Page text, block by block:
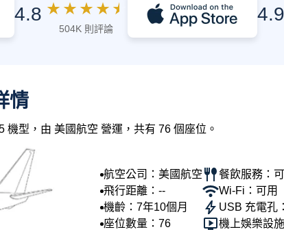
4.8 ★ ★ ★ ★ ★
504K 則評論
4.9
情
型，由 美國航空 營運，共有 76 個座位。
航空公司：美國航空
飛行距離：--
機齡：7年10個月
座位數量：76
餐飲服務：
Wi-Fi：可用
USB 充電孔
機上娛樂設